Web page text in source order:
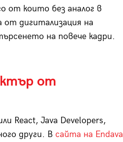
от които без аналог в
от дигитализация на
на повече кадри.
от
React, Java Developers,
други. В сайта на Endava